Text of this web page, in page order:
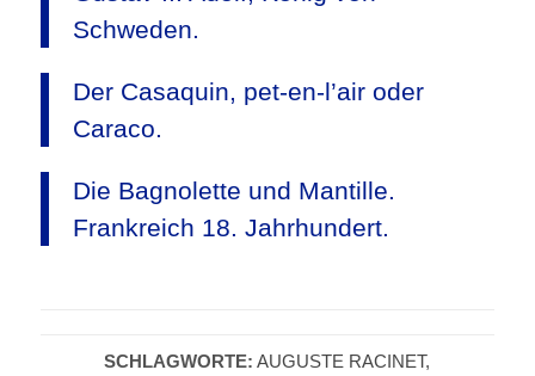
Schweden.
Der Casaquin, pet-en-l’air oder
Caraco.
Die Bagnolette und Mantille.
Frankreich 18. Jahrhundert.
SCHLAGWORTE: AUGUSTE RACINET,